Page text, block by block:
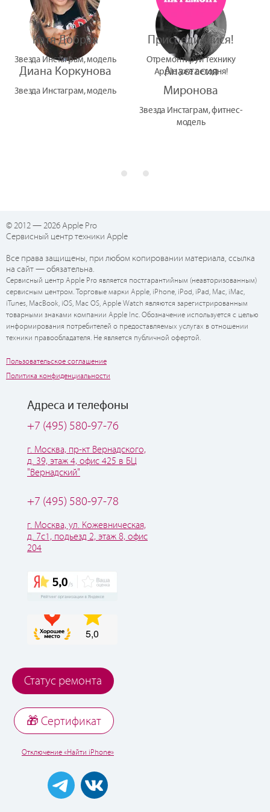
Диана Коркунова
Звезда Инстаграм, модель
Анастасия
Миронова
Звезда Инстаграм, фитнес-
модель
Катя Добрая
Звезда Инстаграм, модель
Присоединяйся!
Отремонтируй технику
Apple уже сегодня!
© 2012 — 2026 Apple Pro
Сервисный центр техники Apple
Все права защищены, при любом копировании материала, ссылка
на сайт — обязательна.
Сервисный центр Apple Pro является постгарантийным (неавторизованным)
сервисным центром. Торговые марки Apple, iPhone, iPod, iPad, Mac, iMac,
iTunes, MacBook, iOS, Mac OS, Apple Watch являются зарегистрированным
товарными знаками компании Apple Inc. Обозначение используется с целью
информирования потребителей о предоставляемых услугах в отношении
техники правообладателя. Не является публичной офертой.
Пользовательское соглашение
Политика конфиденциальности
Адреса и телефоны
+7 (495) 580-97-76
г. Москва, пр-кт Вернадского,
д. 39, этаж 4, офис 425 в БЦ
"Вернадский"
+7 (495) 580-97-78
г. Москва, ул. Кожевническая,
д. 7с1, подьезд 2, этаж 8, офис
204
Статус ремонта
🎁 Cертификат
Отключение «Найти iPhone»